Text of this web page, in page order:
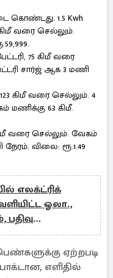
கொண்டது. 1.5 Kwh
வரை செல்லும்.
75 கிமீ வரை
சார்ஜ் ஆக 3 மணி
123 கிமீ வரை செல்லும். 4
மணிக்கு 63 கிமீ.
கிமீ வரை செல்லும். வேகம்
விலை: ரூ.1.49
எலக்ட்ரிக்
ஓலா.,
பதிவு
ஏற்றபடி
எளிதில்